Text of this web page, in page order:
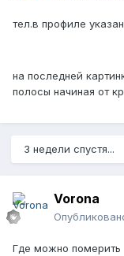
тел.в профиле
на последней
полосы начиная от
3 недели спустя...
Vorona
Где можно померить